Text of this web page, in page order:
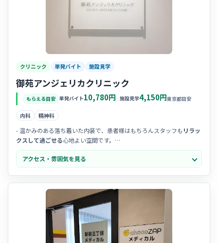
クリニック 単発バイト 施設見学
御苑アンジェリカクリニック
もらえる目安 単発バイト10,780円 施設見学4,150円東京都目安
内科 精神科
- 温かみのある落ち着いた内装で、患者様はもちろんスタッフも リラッ
クスして過ごせる心地よい空間です。
- スタッフ間のチームワークが良く、アットホームで相談しやすい雰囲
気なので、新しい環境でも馴染みやすいですよ。
- 一人ひとりの患者様とじっくり向き合う姿勢を大切にしており、心の
アクセス・雰囲気を見る